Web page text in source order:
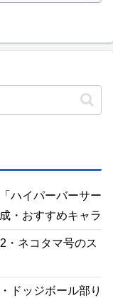
ハイパーバーサー
・おすすめキャラ
・ネコタマ号のス
ドッジボール部り